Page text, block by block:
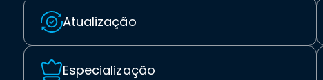
Atualização
Especialização